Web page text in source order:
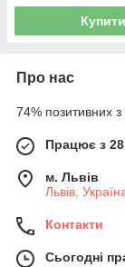
Купити
Про нас
74% позитивних з
Працює з
м. Львів
Львів,
Контакти
Сьогодні